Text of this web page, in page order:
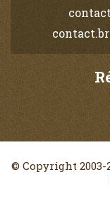
© Copyright 2003-